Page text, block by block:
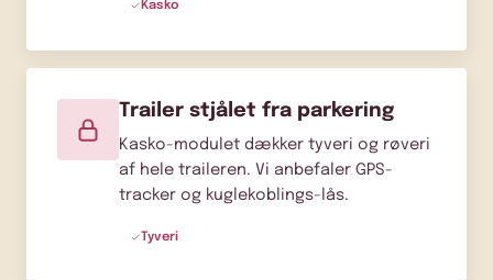
Kasko
Trailer stjålet fra parkering
Kasko-modulet dækker tyveri og røveri
af hele traileren. Vi anbefaler GPS-
tracker og kuglekoblings-lås.
Tyveri